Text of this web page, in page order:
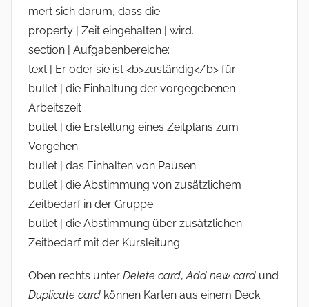
mert sich darum, dass die
property | Zeit eingehalten | wird.
section | Aufgabenbereiche:
text | Er oder sie ist <b>zuständig</b> für:
bullet | die Einhaltung der vorgegebenen
Arbeitszeit
bullet | die Erstellung eines Zeitplans zum
Vorgehen
bullet | das Einhalten von Pausen
bullet | die Abstimmung von zusätzlichem
Zeitbedarf in der Gruppe
bullet | die Abstimmung über zusätzlichen
Zeitbedarf mit der Kursleitung
Oben rechts unter Delete card,Add new card und
Duplicate card können Karten aus einem Deck